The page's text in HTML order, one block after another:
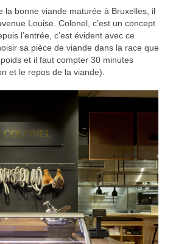
la bonne viande maturée à Bruxelles, il
Louise. Colonel, c’est un concept
l’entrée, c’est évident avec ce
sa pièce de viande dans la race que
et il faut compter 30 minutes
et le repos de la viande).